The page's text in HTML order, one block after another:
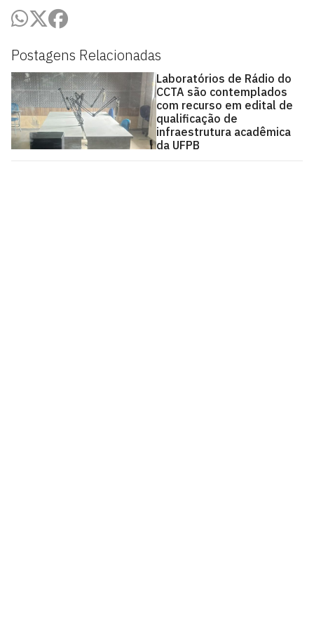
Postagens Relacionadas
Laboratórios de Rádio do
CCTA são contemplados
com recurso em edital de
qualificação de
infraestrutura acadêmica
da UFPB